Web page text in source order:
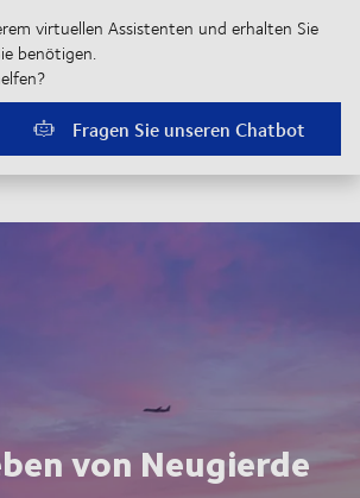
virtuellen Assistenten und erhalten Sie
benötigen.
Fragen Sie unseren Chatbot
von Neugierde